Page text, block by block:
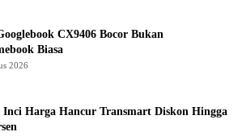
CX9406 Bocor Bukan
Biasa
2026
Inci Harga Hancur Transmart Diskon Hingga